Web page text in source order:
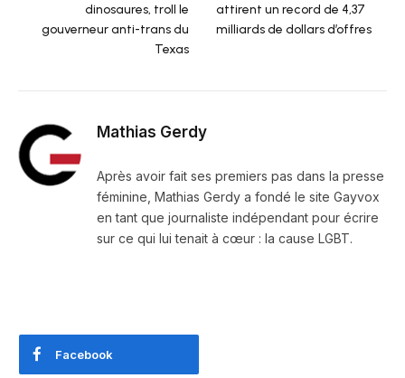
dinosaures, troll le
gouverneur anti-trans du
Texas
attirent un record de 4,37
milliards de dollars d’offres
Mathias Gerdy
Après avoir fait ses premiers pas dans la presse
féminine, Mathias Gerdy a fondé le site Gayvox
en tant que journaliste indépendant pour écrire
sur ce qui lui tenait à cœur : la cause LGBT.
Facebook